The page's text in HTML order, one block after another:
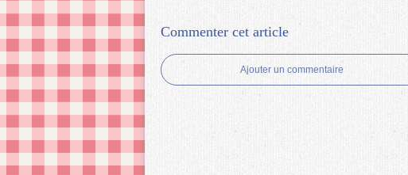
Commenter cet article
Ajouter un commentaire